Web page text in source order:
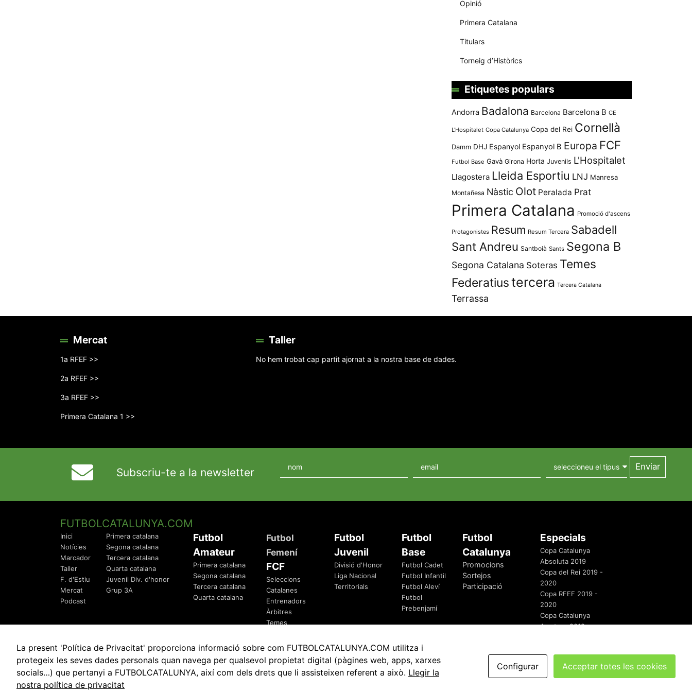
Opinió
Primera Catalana
Titulars
Torneig d’Històrics
Etiquetes populars
Andorra Badalona Barcelona Barcelona B CE
L'Hospitalet Copa Catalunya Copa del Rei Cornellà
Damm DHJ Espanyol Espanyol B Europa FCF
Futbol Base Gavà Girona Horta Juvenils L'Hospitalet
Llagostera Lleida Esportiu LNJ Manresa
Montañesa Nàstic Olot Peralada Prat
Primera Catalana Promoció d'ascens
Protagonistes Resum Resum Tercera Sabadell
Sant Andreu Santboià Sants Segona B
Segona Catalana Soteras Temes
Federatiustercera Tercera Catalana
Terrassa
Mercat
1a RFEF >>
2a RFEF >>
3a RFEF >>
Primera Catalana 1 >>
Taller
No hem trobat cap partit ajornat a la nostra base de dades.
Subscriu-te a la newsletter
FUTBOLCATALUNYA.COM
Inici
Notícies
Marcador
Taller
F. d'Estiu
Mercat
Podcast
Primera catalana
Segona catalana
Tercera catalana
Quarta catalana
Juvenil Div. d'honor
Grup 3A
Futbol
Amateur
Primera catalana
Segona catalana
Tercera catalana
Quarta catalana
Futbol
Femení
FCF
Seleccions
Catalanes
Entrenadors
Àrbitres
Temes
Futbol
Juvenil
Divisió d'Honor
Liga Nacional
Territorials
Futbol
Base
Futbol Cadet
Futbol Infantil
Futbol Aleví
Futbol
Prebenjamí
Futbol
Catalunya
Promocions
Sortejos
Participació
Especials
Copa Catalunya
Absoluta 2019
Copa del Rei 2019 -
2020
Copa RFEF 2019 -
2020
Copa Catalunya
Amateur 2019
© 2010 - 2026 FutbolCatalunya.com Avis Legal Política de Privacitat Política de Cookies redaccio@futbolcatalunya.com
La present 'Política de Privacitat' proporciona informació sobre com FUTBOLCATALUNYA.COM utilitza i
protegeix les seves dades personals quan navega per qualsevol propietat digital (pàgines web, apps, xarxes
socials…) que pertanyi a FUTBOLCATALUNYA, així com dels drets que li assisteixen referent a això. Llegir la
nostra política de privacitat
Configurar Acceptar totes les cookies